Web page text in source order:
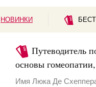
НОВИНКИ
Путеводитель
основы
Имя Люка Де